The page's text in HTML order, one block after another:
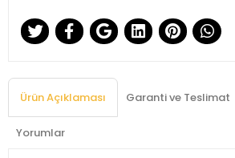
Ürün Açıklaması Garanti ve Teslimat
Yorumlar